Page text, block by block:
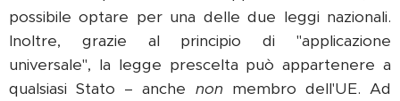
possibile optare per una delle due leggi nazionali.
Inoltre, grazie al principio di "applicazione
universale", la legge prescelta può appartenere a
qualsiasi Stato – anche nonmembro dell'UE. Ad